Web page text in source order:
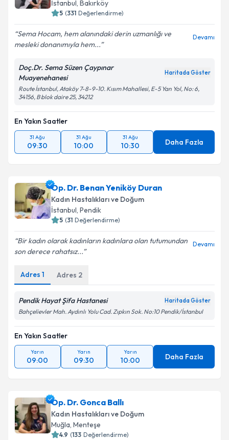
İstanbul, Bakırköy
5 (331 Değerlendirme)
Sema Hocam, hem alanındaki derin uzmanlığı ve
mesleki donanımıyla hem...
Devamı
Doç.Dr. Sema Süzen Çaypınar
Muayenehanesi
Haritada Göster
Route İstanbul, Ataköy 7-8-9-10. Kısım Mahallesi, E-5 Yan Yol, No: 6,
34156, B blok daire 25, 34212
En Yakın Saatler
31 Ağu
09:30
31 Ağu
10:00
31 Ağu
10:30 Daha Fazla
Op. Dr. Benan Yeniköy Duran
Kadın Hastalıkları ve Doğum
İstanbul, Pendik
5 (31 Değerlendirme)
Bir kadın olarak kadınların kadınlara olan tutumundan
son derece rahatsız...
Devamı
Adres 1 Adres 2
Pendik Hayat Şifa Hastanesi Haritada Göster
Bahçelievler Mah. Aydınlı Yolu Cad. Zıpkın Sok. No:10 Pendik/İstanbul
En Yakın Saatler
Yarın
09:00
Yarın
09:30
Yarın
10:00 Daha Fazla
Op. Dr. Gonca Ballı
Kadın Hastalıkları ve Doğum
Muğla, Menteşe
4.9 (133 Değerlendirme)